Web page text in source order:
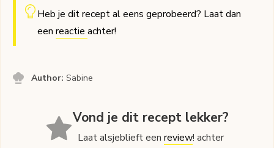
Heb je dit recept al eens geprobeerd? Laat dan
een reactie achter!
Author:Sabine
Vond je dit recept lekker?
Laat alsjeblieft eenreview! achter